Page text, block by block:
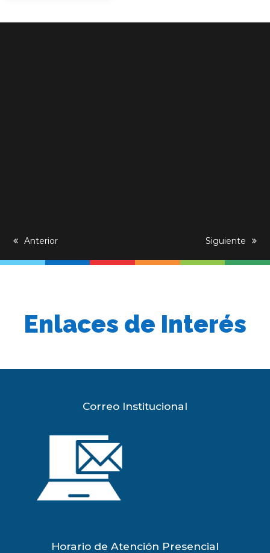
previous
Anterior
next
Siguiente
Enlaces de Interés
Correo Institucional
Horario de Atención Presencial